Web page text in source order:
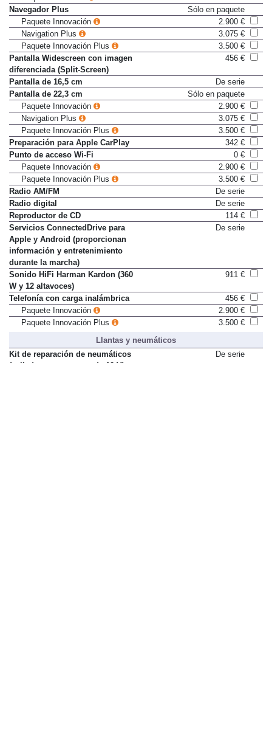
Paquete Business
2.539 €
Navegador Plus
Sólo en paquete
Paquete Innovación
2.900 €
Navigation Plus
3.075 €
Paquete Innovación Plus
3.500 €
Pantalla Widescreen con imagen
diferenciada (Split-Screen)
Pantalla de 16,5 cm
De serie
Pantalla de 22,3 cm
Sólo en paquete
Paquete Innovación
2.900 €
Navigation Plus
3.075 €
Paquete Innovación Plus
3.500 €
Preparación para Apple CarPlay
342 €
Punto de acceso Wi-Fi
0 €
Paquete Innovación
2.900 €
Paquete Innovación Plus
3.500 €
Radio AM/FM
De serie
Radio digital
De serie
Reproductor de CD
114 €
Servicios ConnectedDrive para
Apple y Android (proporcionan
información y entretenimiento
durante la marcha)
Sonido HiFi Harman Kardon (360
W y 12 altavoces)
Telefonía con carga inalámbrica
456 €
Paquete Innovación
2.900 €
Llantas y neumáticos
Kit de reparación de neumáticos